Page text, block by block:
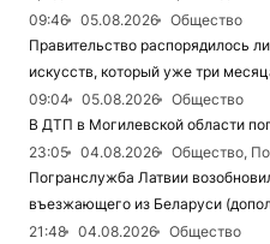
09:46
05.08.2026
Общество
Правительство распорядилось
искусств, который уже три
09:04
05.08.2026
Общество
В ДТП в Могилевской области
23:05
04.08.2026
Общество,
Погранслужба Латвии
въезжающего из Беларуси
21:48
04.08.2026
Общество